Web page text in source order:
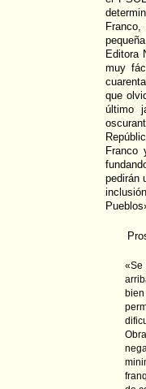
Editora
muy
que
último
Franco
pedirán
«Se